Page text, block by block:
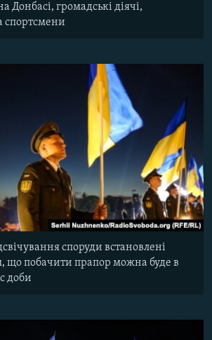
Донбасі, громадські діячі,
спортсмени
споруди встановлені
що побачити прапор можна буде в
доби